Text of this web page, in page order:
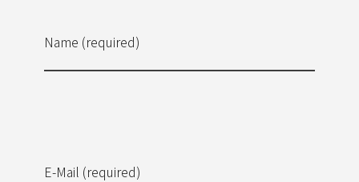
Name (required)
E-Mail (required)